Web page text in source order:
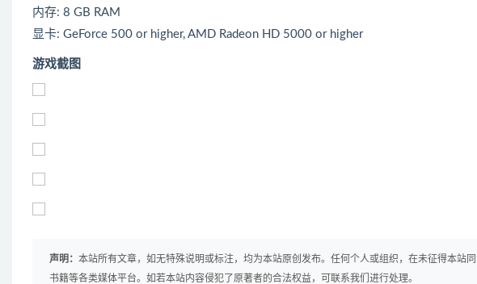
内存: 8 GB RAM
显卡: GeForce 500 or higher, AMD Radeon HD 5000 or higher
游戏截图
声明： 本站所有文章，如无特殊说明或标注，均为本站原创发布。任何个人或组织，在未征得本站
书籍等各类媒体平台。如若本站内容侵犯了原著者的合法权益，可联系我们进行处理。